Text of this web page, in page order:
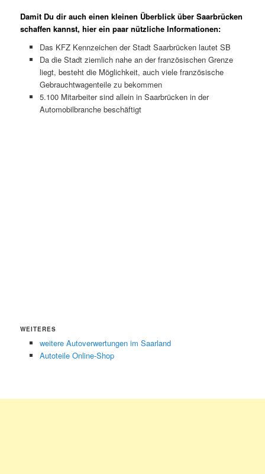
Damit Du dir auch einen kleinen Überblick über Saarbrücken
schaffen kannst, hier ein paar nützliche Informationen:
Das KFZ Kennzeichen der Stadt Saarbrücken lautet SB
Da die Stadt ziemlich nahe an der französischen Grenze
liegt, besteht die Möglichkeit, auch viele französische
Gebrauchtwagenteile zu bekommen
5.100 Mitarbeiter sind allein in Saarbrücken in der
Automobilbranche beschäftigt
WEITERES
weitere Autoverwertungen im Saarland
Autoteile Online-Shop